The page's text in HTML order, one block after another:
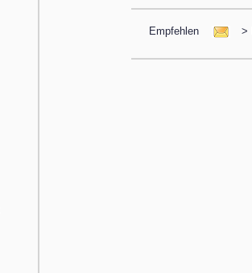
Empfehlen >